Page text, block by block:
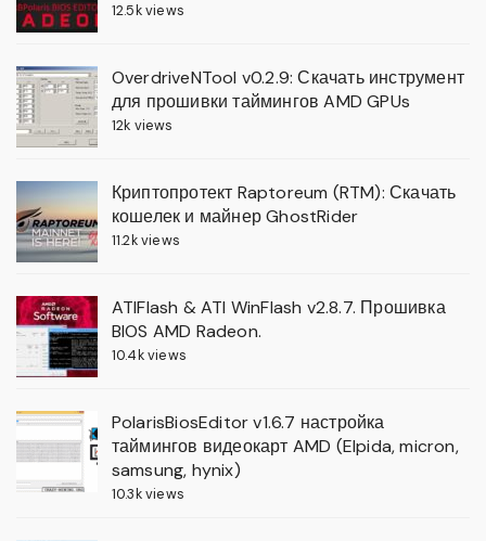
12.5k views
OverdriveNTool v0.2.9: Скачать инструмент
для прошивки таймингов AMD GPUs
12k views
Криптопротект Raptoreum (RTM): Скачать
кошелек и майнер GhostRider
11.2k views
ATIFlash & ATI WinFlash v2.8.7. Прошивка
BIOS AMD Radeon.
10.4k views
PolarisBiosEditor v1.6.7 настройка
таймингов видеокарт AMD (Elpida, micron,
samsung, hynix)
10.3k views